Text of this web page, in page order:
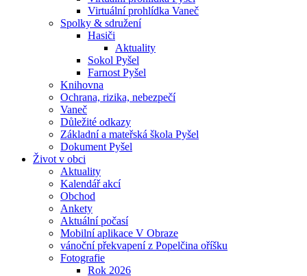
Virtuální prohlídka Vaneč
Spolky & sdružení
Hasiči
Aktuality
Sokol Pyšel
Farnost Pyšel
Knihovna
Ochrana, rizika, nebezpečí
Vaneč
Důležité odkazy
Základní a mateřská škola Pyšel
Dokument Pyšel
Život v obci
Aktuality
Kalendář akcí
Obchod
Ankety
Aktuální počasí
Mobilní aplikace V Obraze
vánoční překvapení z Popelčina oříšku
Fotografie
Rok 2026